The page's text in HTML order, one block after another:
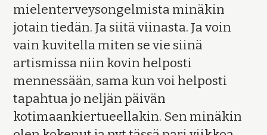
mielenterveysongelmista minäkin
jotain tiedän. Ja siitä viinasta. Ja voin
vain kuvitella miten se vie siinä
artismissa niin kovin helposti
mennessään, sama kun voi helposti
tapahtua jo neljän päivän
kotimaankiertueellakin. Sen minäkin